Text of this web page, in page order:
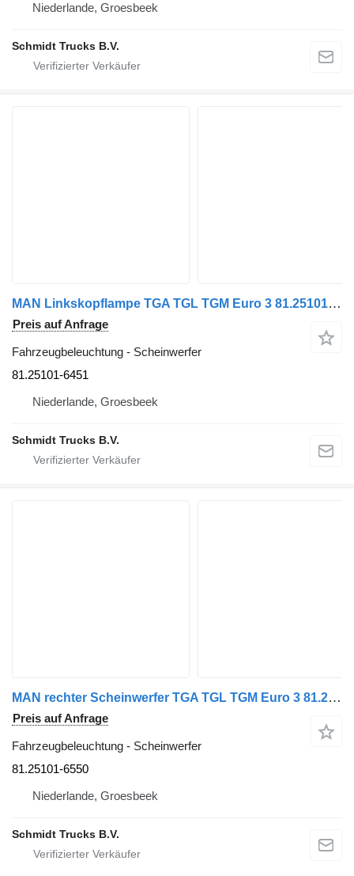
Niederlande, Groesbeek
Schmidt Trucks B.V.
MAN Linkskopflampe TGA TGL TGM Euro 3 81.25101-6451 Scheinwerfer für LKW
Preis auf Anfrage
Fahrzeugbeleuchtung - Scheinwerfer
81.25101-6451
Niederlande, Groesbeek
Schmidt Trucks B.V.
MAN rechter Scheinwerfer TGA TGL TGM Euro 3 81.25101-6550 für LKW
Preis auf Anfrage
Fahrzeugbeleuchtung - Scheinwerfer
81.25101-6550
Niederlande, Groesbeek
Schmidt Trucks B.V.